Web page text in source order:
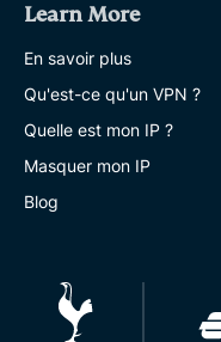
Learn More
En savoir plus
Qu'est-ce qu'un VPN ?
Quelle est mon IP ?
Masquer mon IP
Blog